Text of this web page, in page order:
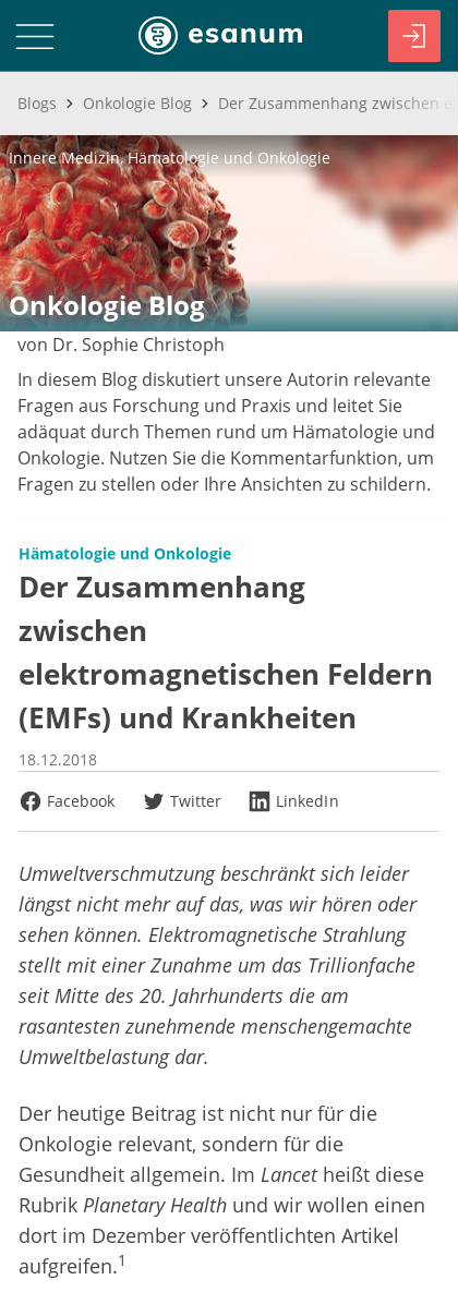
Blogs Onkologie Blog
Innere Medizin Hämatologie und Onkologie
Onkologie Blog
von Dr. Sophie Christoph
In diesem Blog diskutiert unsere Autorin relevante
Fragen aus Forschung und Praxis und leitet Sie
adäquat durch Themen rund um Hämatologie und
Onkologie. Nutzen Sie die Kommentarfunktion, um
Fragen zu stellen oder Ihre Ansichten zu schildern.
Hämatologie und Onkologie
Der Zusammenhang
zwischen
elektromagnetischen Feldern
(EMFs) und Krankheiten
18.12.2018
Facebook
Twitter LinkedIn
Umweltverschmutzung beschränkt sich leider
längst nicht mehr auf das, was wir hören oder
sehen können. Elektromagnetische Strahlung
stellt mit einer Zunahme um das Trillionfache
seit Mitte des 20. Jahrhunderts die am
rasantesten zunehmende menschengemachte
Umweltbelastung dar.
Der heutige Beitrag ist nicht nur für die
Onkologie relevant, sondern für die
Gesundheit allgemein. Im Lancetheißt diese
Rubrik Planetary Health und wir wollen einen
dort im Dezember veröffentlichten Artikel
aufgreifen.1